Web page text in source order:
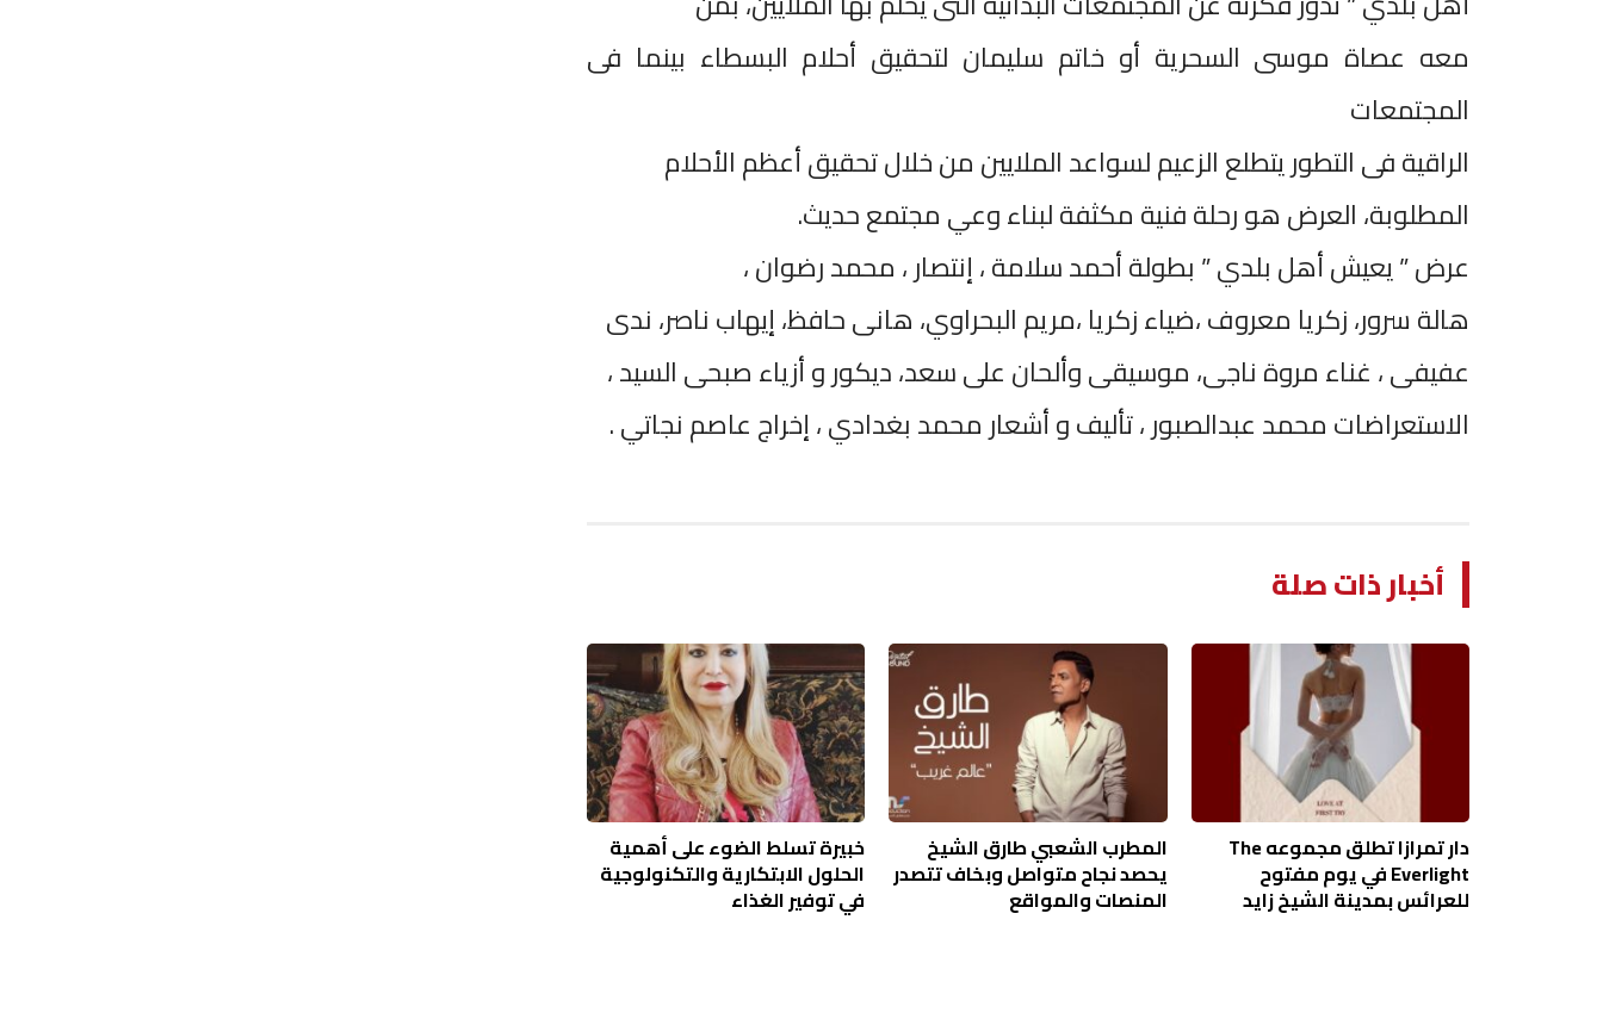
معه عصاة موسى السحرية أو خاتم سليمان لتحقيق أحلام البسطاء بينما فى
المجتمعات
الراقية فى التطور يتطلع الزعيم لسواعد الملايين من خلال تحقيق أعظم الأحلام
المطلوبة، العرض هو رحلة فنية مكثفة لبناء وعي مجتمع حديث.
عرض ” يعيش أهل بلدي ” بطولة أحمد سلامة ، إنتصار ، محمد رضوان ،
هالة سرور، زكريا معروف ،ضياء زكريا ،مريم البحراوي، هانى حافظ، إيهاب ناصر، ندى
عفيفى ، غناء مروة ناجى، موسيقى وألحان على سعد، ديكور و أزياء صبحى السيد ،
الاستعراضات محمد عبدالصبور ، تأليف و أشعار محمد بغدادي ، إخراج عاصم نجاتي .
أخبار ذات صلة
دار تمرازا تطلق مجموعه The
Everlight في يوم مفتوح
للعرائس بمدينة الشيخ زايد
المطرب الشعبي طارق الشيخ
يحصد نجاح متواصل وبخاف تتصدر
المنصات والمواقع
خبيرة تسلط الضوء على أهمية
الحلول الابتكارية والتكنولوجية
في توفير الغذاء